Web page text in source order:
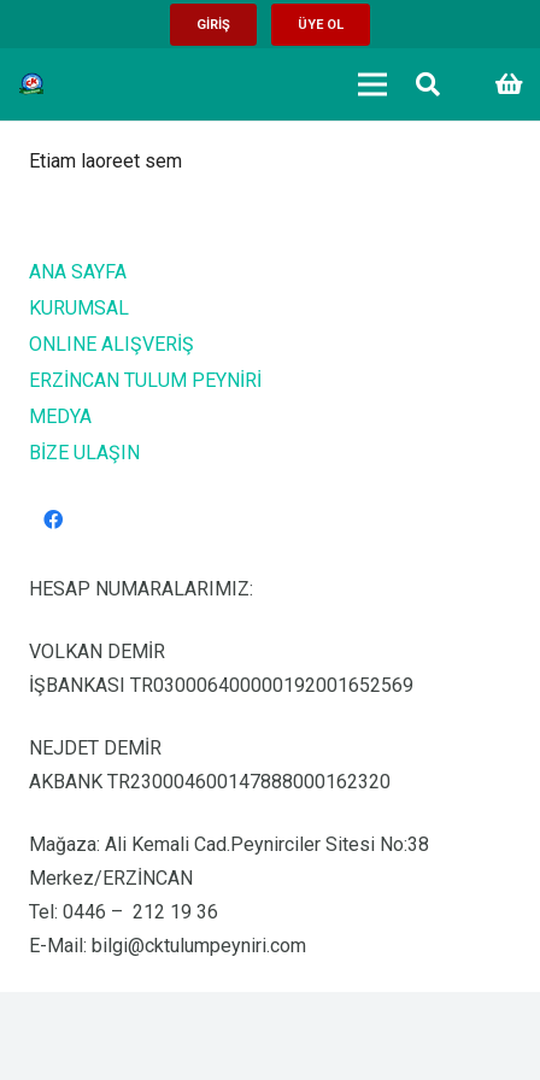
GİRİŞ ÜYE OL
Etiam laoreet sem
ANA SAYFA
KURUMSAL
ONLINE ALIŞVERİŞ
ERZİNCAN TULUM PEYNİRİ
MEDYA
BİZE ULAŞIN
HESAP NUMARALARIMIZ:
VOLKAN DEMİR
İŞBANKASI TR030006400000192001652569
NEJDET DEMİR
AKBANK TR230004600147888000162320
Mağaza: Ali Kemali Cad.Peynirciler Sitesi No:38
Merkez/ERZİNCAN
Tel: 0446 – 212 19 36
E-Mail: bilgi@cktulumpeyniri.com